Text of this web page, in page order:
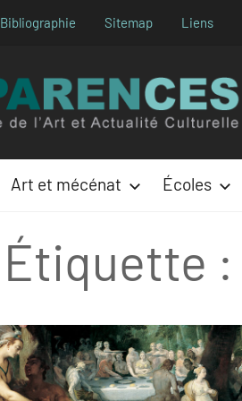
Bibliographie Sitemap Liens
Art et mécénat Écoles
Étiquette :